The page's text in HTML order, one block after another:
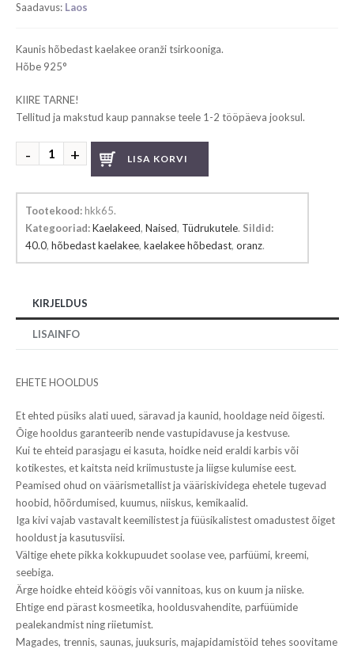
Saadavus: Laos
Kaunis hõbedast kaelakee oranži tsirkooniga.
Hõbe 925°
KIIRE TARNE!
Tellitud ja makstud kaup pannakse teele 1-2 tööpäeva jooksul.
Hõbedast
kaelakee
LISA KORVI
Tootekood: hkk65.
Kategooriad:Kaelakeed, Naised, Tüdrukutele. Sildid:
40.0, hõbedast kaelakee, kaelakee hõbedast, oranz.
KIRJELDUS
LISAINFO
EHETE HOOLDUS
Et ehted püsiks alati uued, säravad ja kaunid, hooldage neid õigesti.
Õige hooldus garanteerib nende vastupidavuse ja kestvuse.
Kui te ehteid parasjagu ei kasuta, hoidke neid eraldi karbis või
kotikestes, et kaitsta neid kriimustuste ja liigse kulumise eest.
Peamised ohud on väärismetallist ja vääriskividega ehetele tugevad
hoobid, hõõrdumised, kuumus, niiskus, kemikaalid.
Iga kivi vajab vastavalt keemilistest ja füüsikalistest omadustest õiget
hooldust ja kasutusviisi.
Vältige ehete pikka kokkupuudet soolase vee, parfüümi, kreemi,
seebiga.
Ärge hoidke ehteid köögis või vannitoas, kus on kuum ja niiske.
Ehtige end pärast kosmeetika, hooldusvahendite, parfüümide
pealekandmist ning riietumist.
Magades, trennis, saunas, juuksuris, majapidamistöid tehes soovitame